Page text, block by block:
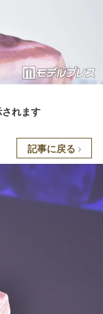
れます
記事に戻る